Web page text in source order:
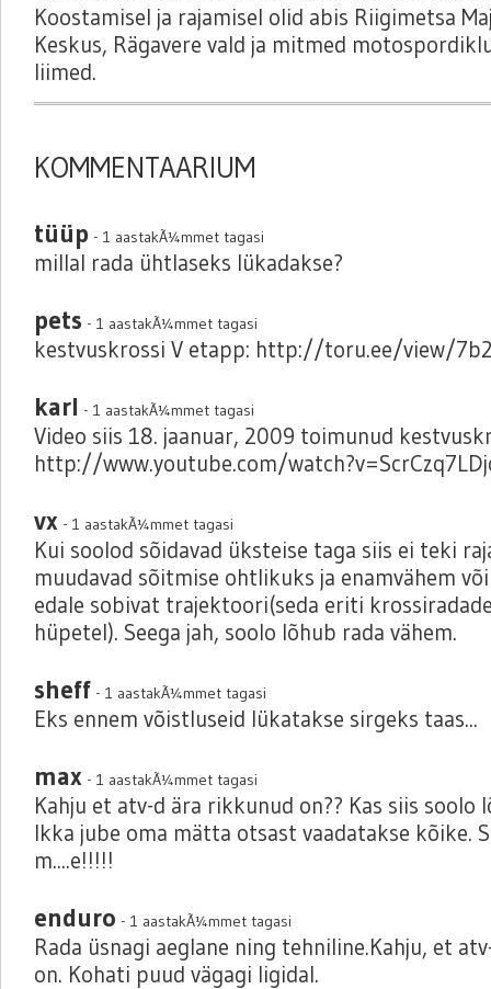
Koostamisel ja rajamisel olid abis Riigimetsa
Keskus, Rägavere vald ja mitmed
liimed.
KOMMENTAARIUM
tüüp - 1 aastakÃ¼mmet tagasi
millal rada ühtlaseks lükadakse?
pets - 1 aastakÃ¼mmet tagasi
kestvuskrossi V etapp: http://toru.ee/view/
karl - 1 aastakÃ¼mmet tagasi
Video siis 18. jaanuar, 2009 toimunud
http://www.youtube.com/
vx - 1 aastakÃ¼mmet tagasi
Kui soolod sõidavad üksteise taga siis ei teki
muudavad sõitmise ohtlikuks ja enamvähem
edale sobivat trajektoori(seda eriti
hüpetel). Seega jah, soolo lõhub rada vähem.
sheff - 1 aastakÃ¼mmet tagasi
Eks ennem võistluseid lükatakse sirgeks taas...
max - 1 aastakÃ¼mmet tagasi
Kahju et atv-d ära rikkunud on?? Kas siis soolo
Ikka jube oma mätta otsast vaadatakse kõike.
m....e!!!!!
enduro - 1 aastakÃ¼mmet tagasi
Rada üsnagi aeglane ning tehniline.Kahju, et
on. Kohati puud vägagi ligidal.